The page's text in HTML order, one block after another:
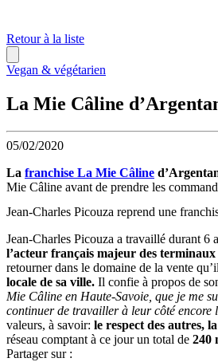
Retour à la liste
Vegan & végétarien
La Mie Câline
05/02/2020
La franchise La Mie Câline
Mie Câline avant de prendre les
Jean-Charles Picouza reprend une
Jean-Charles Picouza a travaillé durant 6
l’acteur français majeur des terminaux
retourner dans le domaine de la vente
locale de sa ville. Il confie à propos de
Mie Câline en Haute-Savoie, que je me
continuer de travailler à leur côté encore
valeurs, à savoir: le respect des autres,
réseau comptant à ce jour un total de 240
Partager sur :